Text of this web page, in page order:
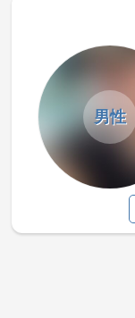
男性